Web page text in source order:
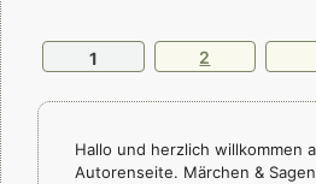
Seite
1 Seite
2
Hallo und herzlich willkommen
Autorenseite. Märchen &